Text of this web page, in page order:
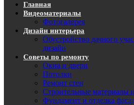
Главная
Видеоматериалы
Фотогалерея
Дизайн интерьера
Обустройство дачного
дизайн
Советы по ремонту
Окна и двери
Потолки
Ремонт стен
Строительные материалы
Фундамент и отделка